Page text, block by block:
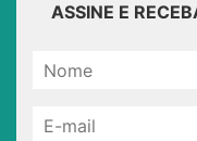
ASSINE E